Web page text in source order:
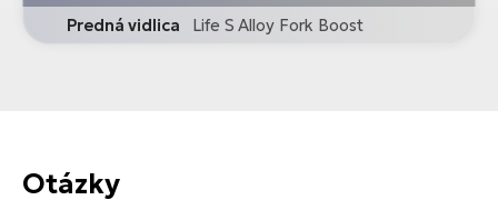
Predná vidlica Life S Alloy Fork Boost
Otázky